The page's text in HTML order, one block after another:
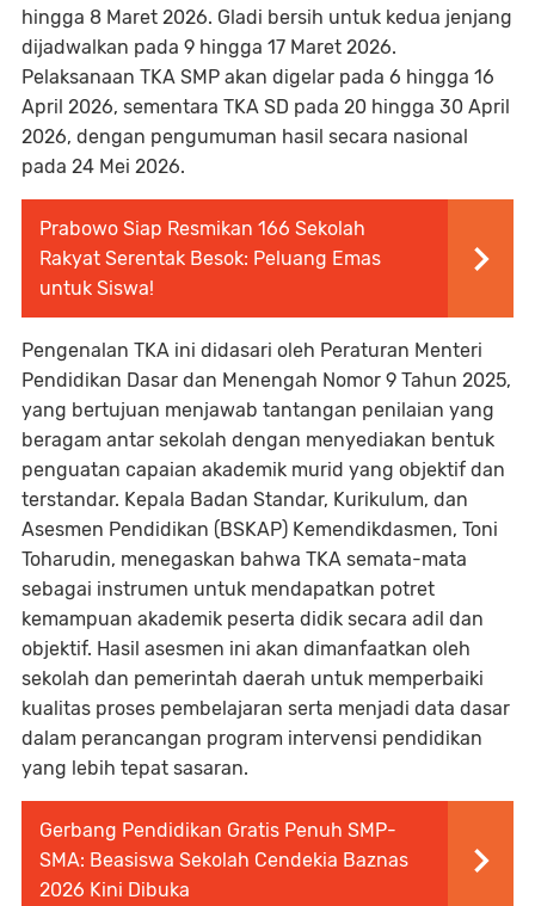
hingga 8 Maret 2026. Gladi bersih untuk kedua jenjang
dijadwalkan pada 9 hingga 17 Maret 2026.
Pelaksanaan TKA SMP akan digelar pada 6 hingga 16
April 2026, sementara TKA SD pada 20 hingga 30 April
2026, dengan pengumuman hasil secara nasional
pada 24 Mei 2026.
Prabowo Siap Resmikan 166 Sekolah
Rakyat Serentak Besok: Peluang Emas
untuk Siswa!
Pengenalan TKA ini didasari oleh Peraturan Menteri
Pendidikan Dasar dan Menengah Nomor 9 Tahun 2025,
yang bertujuan menjawab tantangan penilaian yang
beragam antar sekolah dengan menyediakan bentuk
penguatan capaian akademik murid yang objektif dan
terstandar. Kepala Badan Standar, Kurikulum, dan
Asesmen Pendidikan (BSKAP) Kemendikdasmen, Toni
Toharudin, menegaskan bahwa TKA semata-mata
sebagai instrumen untuk mendapatkan potret
kemampuan akademik peserta didik secara adil dan
objektif. Hasil asesmen ini akan dimanfaatkan oleh
sekolah dan pemerintah daerah untuk memperbaiki
kualitas proses pembelajaran serta menjadi data dasar
dalam perancangan program intervensi pendidikan
yang lebih tepat sasaran.
Gerbang Pendidikan Gratis Penuh SMP-
SMA: Beasiswa Sekolah Cendekia Baznas
2026 Kini Dibuka